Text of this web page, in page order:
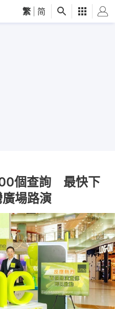
繁 简
個查詢 最快下
場路演